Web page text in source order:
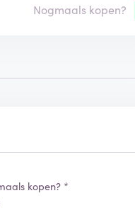
Nogmaals kopen?
kopen? *